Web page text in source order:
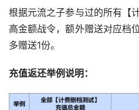
根据元流之子参与过的所有【
高金额战令，额外赠送对应档
多赠送1份。
充值返还举例说明：